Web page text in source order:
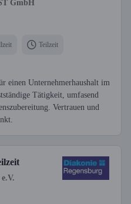
GmbH
Teilzeit
einen Unternehmerhaushalt im
Tätigkeit, umfasend
Vertrauen und